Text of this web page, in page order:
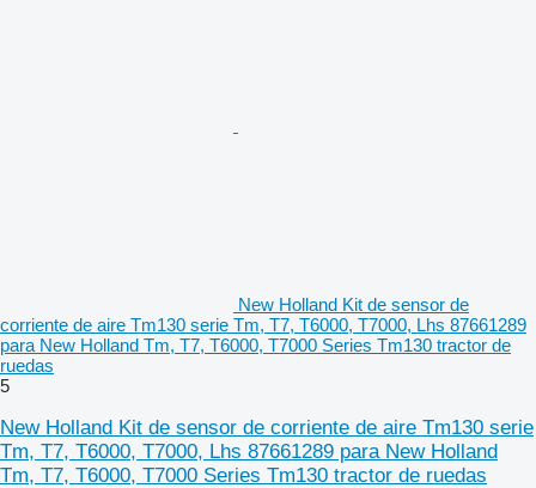
New Holland Kit de sensor de
corriente de aire Tm130 serie Tm, T7, T6000, T7000, Lhs 87661289
para New Holland Tm, T7, T6000, T7000 Series Tm130 tractor de
ruedas
5
New Holland Kit de sensor de corriente de aire Tm130 serie
Tm, T7, T6000, T7000, Lhs 87661289 para New Holland
Tm, T7, T6000, T7000 Series Tm130 tractor de ruedas